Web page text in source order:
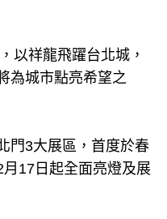
以祥龍飛躍台北城，
為城市點亮希望之
門3大展區，首度於春
17日起全面亮燈及展